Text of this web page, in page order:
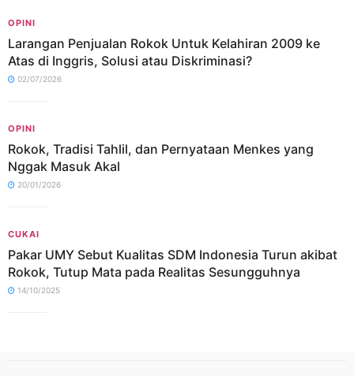
OPINI
Larangan Penjualan Rokok Untuk Kelahiran 2009 ke
Atas di Inggris, Solusi atau Diskriminasi?
02/07/2026
OPINI
Rokok, Tradisi Tahlil, dan Pernyataan Menkes yang
Nggak Masuk Akal
20/01/2026
CUKAI
Pakar UMY Sebut Kualitas SDM Indonesia Turun akibat
Rokok, Tutup Mata pada Realitas Sesungguhnya
14/10/2025